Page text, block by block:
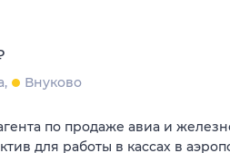
Внуково
по продаже авиа и
для работы в кассах в